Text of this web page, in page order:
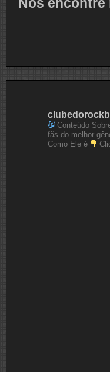
Nos encontre
Conteúdo
fãs do melhor
Como Ele é